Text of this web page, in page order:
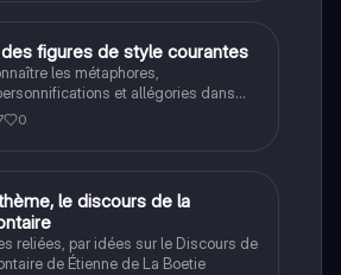
figures de style courantes
les métaphores,
et allégories dans
0
le discours de la
reliées, par idées sur le Discours de
de Étienne de La Boetie